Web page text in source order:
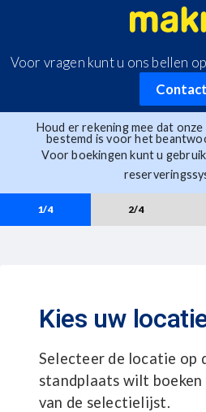
Voor vragen kunt u ons bellen
Contact
Houd er rekening mee dat
bestemd is voor het
Voor boekingen kunt u
1/4 2/4
Kies uw
Selecteer de locatie op
standplaats wilt
van de selectielijst.